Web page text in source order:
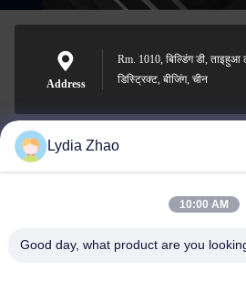
Address
Rm. 1010, बिल्डिंग डी, ताइहुआ
डिस्ट्रिक्ट, बीजिंग, चीन
jesingd@vip.sina.com
Lydia Zhao
10:00 AM
Good day, what product are you